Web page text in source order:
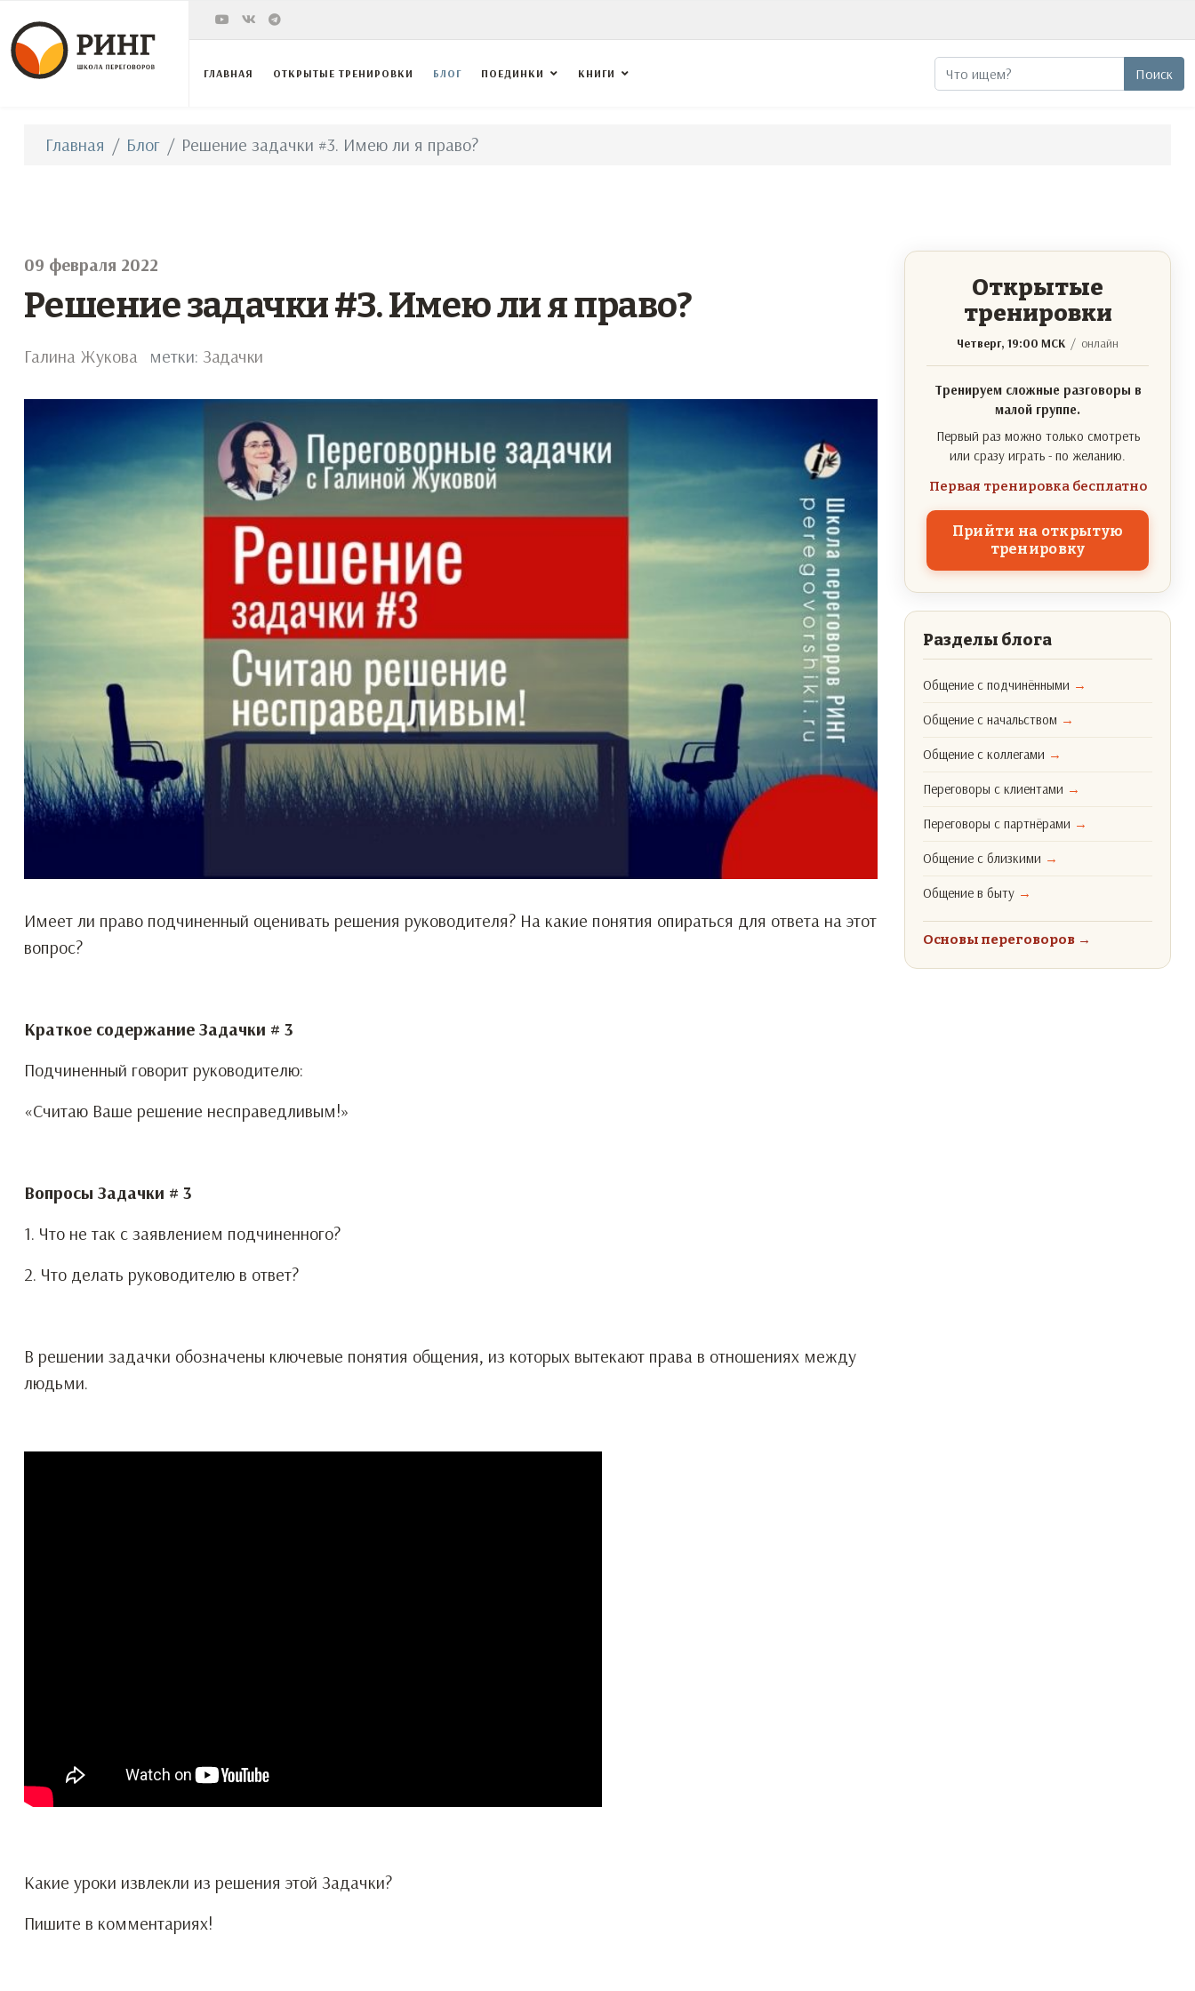
Поиск Поиск
ГЛАВНАЯ ОТКРЫТЫЕ ТРЕНИРОВКИ БЛОГ ПОЕДИНКИ КНИГИ
Главная Блог Решение задачки #3. Имею ли я право?
Решение задачки #3. Имею ли я право?
Галина Жукова
09 февраля 2022
метки: Задачки
Имеет ли право подчиненный оценивать решения руководителя? На какие понятия опираться для ответа на этот
вопрос?
Краткое содержание Задачки # 3
Подчиненный говорит руководителю:
«Считаю Ваше решение несправедливым!»
Вопросы Задачки # 3
1. Что не так с заявлением подчиненного?
2. Что делать руководителю в ответ?
В решении задачки обозначены ключевые понятия общения, из которых вытекают права в отношениях между
людьми.
Какие уроки извлекли из решения этой Задачки?
Пишите в комментариях!
Открытые
тренировки
Четверг, 19:00 МСК / онлайн
Тренируем сложные разговоры в
малой группе.
Первый раз можно только смотреть
или сразу играть - по желанию.
Первая тренировка бесплатно
Прийти на открытую
тренировку
Разделы блога
Общение с подчинёнными →
Общение с начальством →
Общение с коллегами →
Переговоры с клиентами →
Переговоры с партнёрами →
Общение с близкими →
Общение в быту →
Основы переговоров →